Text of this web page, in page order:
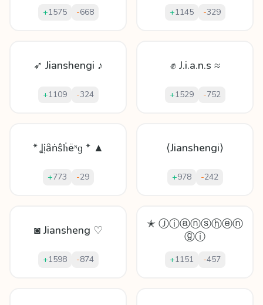
+1575 -668 +1145 -329
➶ Jianshengi ♪
+1109 -324
✊ J.i.a.n.s ≈
+1529 -752
* Ʝịȃṅŝḣëᶰɡ * ▲
+773 -29
⟨Jianshengi⟩
+978 -242
◙ Jiansheng ♡
+1598 -874
✭ Ⓙⓘⓐⓝⓢⓗⓔⓝ
ⓖⓘ
+1151 -457